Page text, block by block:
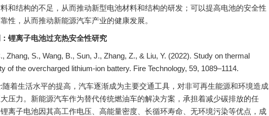
和结构的不足，从而推动新型电池材料和结构的研发；可以提高电池的安全性
性，从而推动新能源汽车产业的健康发展。
锂离子电池过充热安全性研究
Zhang, S., Wang, B., Sun, J., Zhang, Z., & Liu, Y. (2022). Study on thermal
of the overcharged lithium-ion battery. Fire Technology, 59, 1089–1114.
:随着生活水平的提高，汽车逐渐成为主要交通工具，对非可再生能源和环境造成
压力。新能源汽车作为替代传统燃油车的解决方案，承担着减少碳排放的任
离子电池因其高工作电压、高能量密度、长循环寿命、无环境污染等优点，成